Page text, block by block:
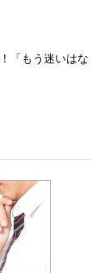
「もう迷いはな